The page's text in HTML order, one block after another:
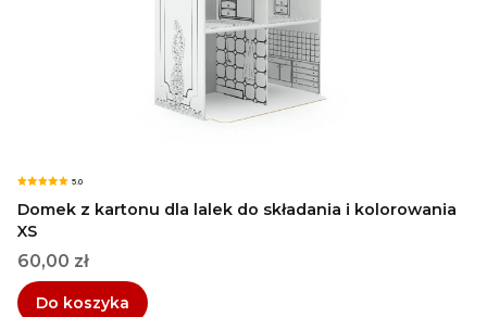
5.0
Domek z kartonu dla lalek do składania i kolorowania
XS
Cena
60,00 zł
Do koszyka